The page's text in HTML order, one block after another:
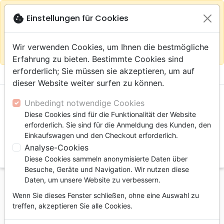
Auf der Webseite Europa bleiben close
warningGemäß
Ihrem
Einkauf im ShopDas Haus der Bibel Schweiz
menu shopping_cart
Suche
Startseite Autoren Poujol Jacques
Jacques Poujol
cookie Einstellungen für Cookies
Wir verwenden Cookies, um Ihnen die bestmögliche
Erfahrung zu bieten. Bestimmte Cookies sind
erforderlich; Sie müssen sie akzeptieren, um auf
dieser Website weiter surfen zu können.
Unbedingt notwendige Cookies
Diese Cookies sind für die Funktionalität der Website
erforderlich. Sie sind für die Anmeldung des Kunden, den
Einkaufswagen und den Checkout erforderlich.
Analyse-Cookies
Diese Cookies sammeln anonymisierte Daten über
Besuche, Geräte und Navigation. Wir nutzen diese
Daten, um unsere Website zu verbessern.
Wenn Sie dieses Fenster schließen, ohne eine Auswahl zu
treffen, akzeptieren Sie alle Cookies.